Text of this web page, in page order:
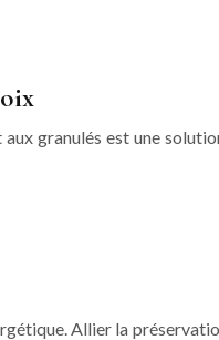
granulés est une
Allier la